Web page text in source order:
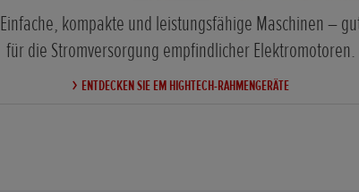
Einfache, kompakte und leistungsfähige Maschinen –
für die Stromversorgung empfindlicher Elektromotoren.
ENTDECKEN SIE EM HIGHTECH-RAHMENGERÄTE